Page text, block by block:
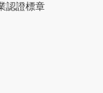
認證標章